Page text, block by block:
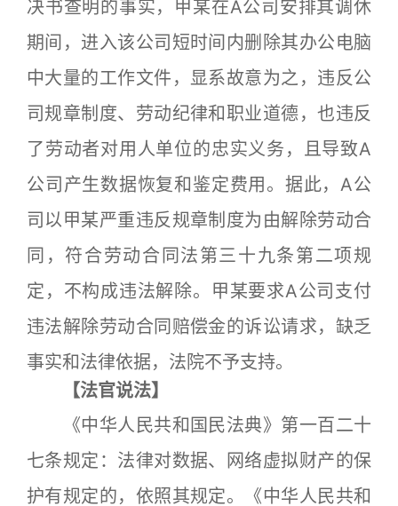
决书查明的事实，甲某在A公司安排其调休
期间，进入该公司短时间内删除其办公电脑
中大量的工作文件，显系故意为之，违反公
司规章制度、劳动纪律和职业道德，也违反
了劳动者对用人单位的忠实义务，且导致A
公司产生数据恢复和鉴定费用。据此，A公
司以甲某严重违反规章制度为由解除劳动合
同，符合劳动合同法第三十九条第二项规
定，不构成违法解除。甲某要求A公司支付
违法解除劳动合同赔偿金的诉讼请求，缺乏
事实和法律依据，法院不予支持。
【法官说法】
《中华人民共和国民法典》第一百二十
七条规定：法律对数据、网络虚拟财产的保
护有规定的，依照其规定。《中华人民共和